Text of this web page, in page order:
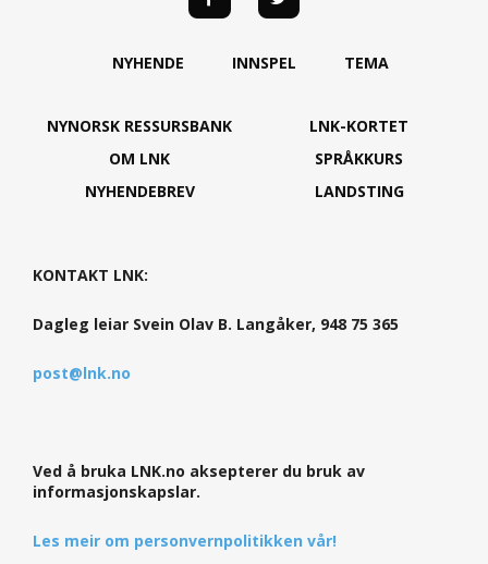
NYHENDE INNSPEL TEMA
NYNORSK RESSURSBANK
OM LNK
NYHENDEBREV
LNK-KORTET
SPRÅKKURS
LANDSTING
KONTAKT LNK:
Dagleg leiar Svein Olav B. Langåker, 948 75 365
post@lnk.no
Ved å bruka LNK.no aksepterer du bruk av
informasjonskapslar.
Les meir om personvernpolitikken vår!